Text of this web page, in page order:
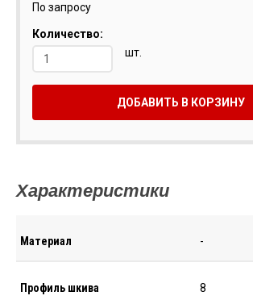
По запросу
Количество:
шт.
ДОБАВИТЬ В КОРЗИНУ
Характеристики
Материал -
Профиль шкива 8